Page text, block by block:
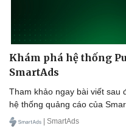
Khám phá hệ thống
SmartAds
Tham khảo ngay bài viết sau
hệ thống quảng cáo của
| SmartAds